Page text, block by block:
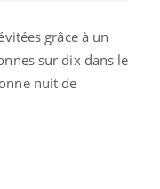
grâce à un
sur dix dans le
nuit de